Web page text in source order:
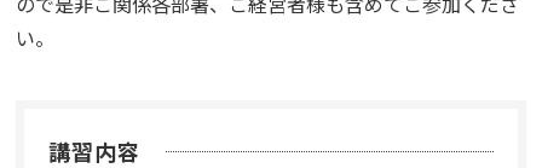
い。
講習内容